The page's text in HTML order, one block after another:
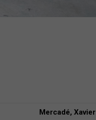
Mercadé, Xavier